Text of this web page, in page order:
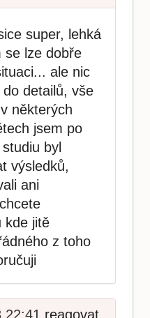
super, lehká
se lze dobře
ale nic
detailů, vše
některých
jsem po
byl
výsledků,
ani
kde jitě
z toho
reagovat